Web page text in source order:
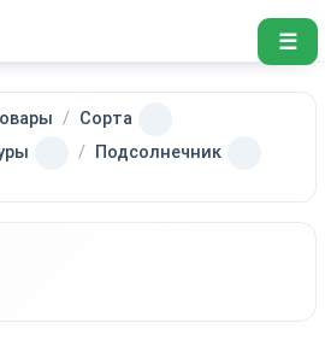
☰
Сорта
Подсолнечник